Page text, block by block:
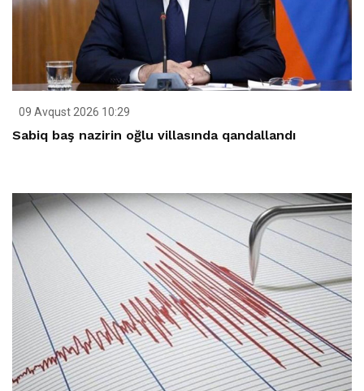
09 Avqust 2026 10:29
Sabiq baş nazirin oğlu villasında qandallandı